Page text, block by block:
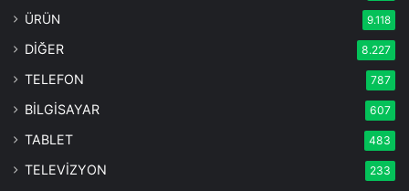
ÜRÜN 9.118
DİĞER 8.227
TELEFON 787
BİLGİSAYAR 607
TABLET 483
TELEVİZYON 233